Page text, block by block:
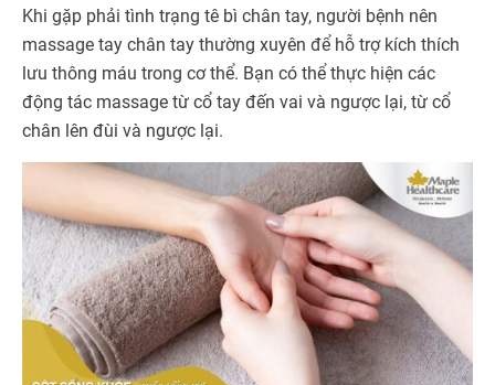
Khi gặp phải tình trạng tê bì chân tay, người bệnh nên
massage tay chân tay thường xuyên để hỗ trợ kích thích
lưu thông máu trong cơ thể. Bạn có thể thực hiện các
động tác massage từ cổ tay đến vai và ngược lại, từ cổ
chân lên đùi và ngược lại.